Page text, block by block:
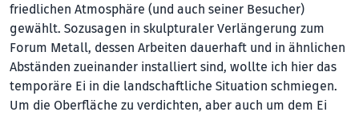
friedlichen Atmosphäre (und auch seiner Besucher)
gewählt. Sozusagen in skulpturaler Verlängerung zum
Forum Metall, dessen Arbeiten dauerhaft und in ähnlichen
Abständen zueinander installiert sind, wollte ich hier das
temporäre Ei in die landschaftliche Situation schmiegen.
Um die Oberfläche zu verdichten, aber auch um dem Ei